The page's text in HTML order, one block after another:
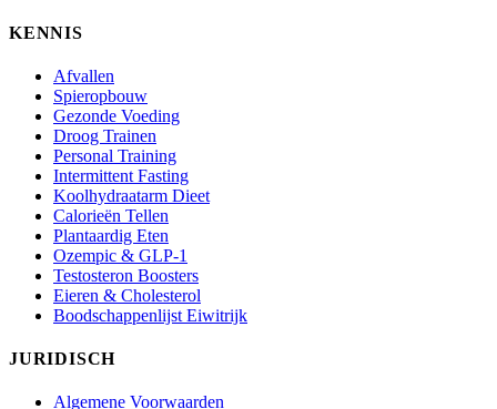
KENNIS
Afvallen
Spieropbouw
Gezonde Voeding
Droog Trainen
Personal Training
Intermittent Fasting
Koolhydraatarm Dieet
Calorieën Tellen
Plantaardig Eten
Ozempic & GLP-1
Testosteron Boosters
Eieren & Cholesterol
Boodschappenlijst Eiwitrijk
JURIDISCH
Algemene Voorwaarden